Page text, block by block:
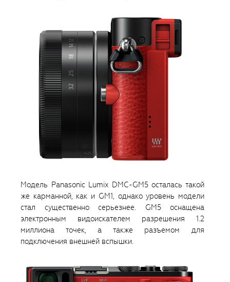
Модель Panasonic Lumix DMC-GM5 осталась такой
же карманной, как и GM1, однако уровень модели
стал существенно серьезнее. GM5 оснащена
электронным видоискателем разрешения 1.2
миллиона точек, а также разъемом для
подключения внешней вспышки.